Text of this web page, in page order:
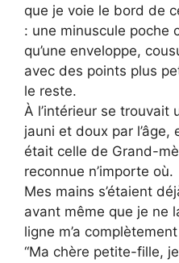
que je voie le bord de
: une minuscule poche
qu’une enveloppe,
avec des points plus
le reste.
À l’intérieur se trouvait
jauni et doux par l’âge,
était celle de Grand-
reconnue n’importe où.
Mes mains s’étaient
avant même que je ne
ligne m’a
“Ma chère petite-fille,